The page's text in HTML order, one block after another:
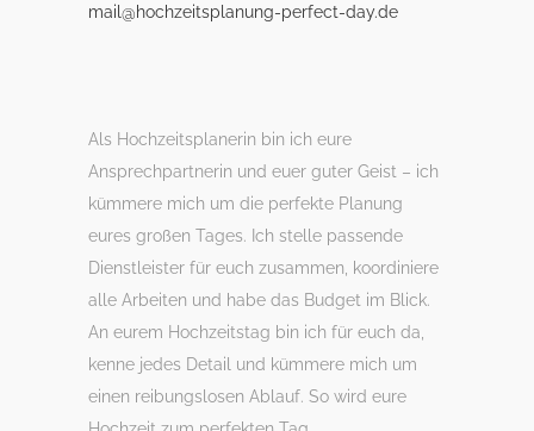
mail@hochzeitsplanung-perfect-day.de
Als Hochzeitsplanerin bin ich eure
Ansprechpartnerin und euer guter Geist – ich
kümmere mich um die perfekte Planung
eures großen Tages. Ich stelle passende
Dienstleister für euch zusammen, koordiniere
alle Arbeiten und habe das Budget im Blick.
An eurem Hochzeitstag bin ich für euch da,
kenne jedes Detail und kümmere mich um
einen reibungslosen Ablauf. So wird eure